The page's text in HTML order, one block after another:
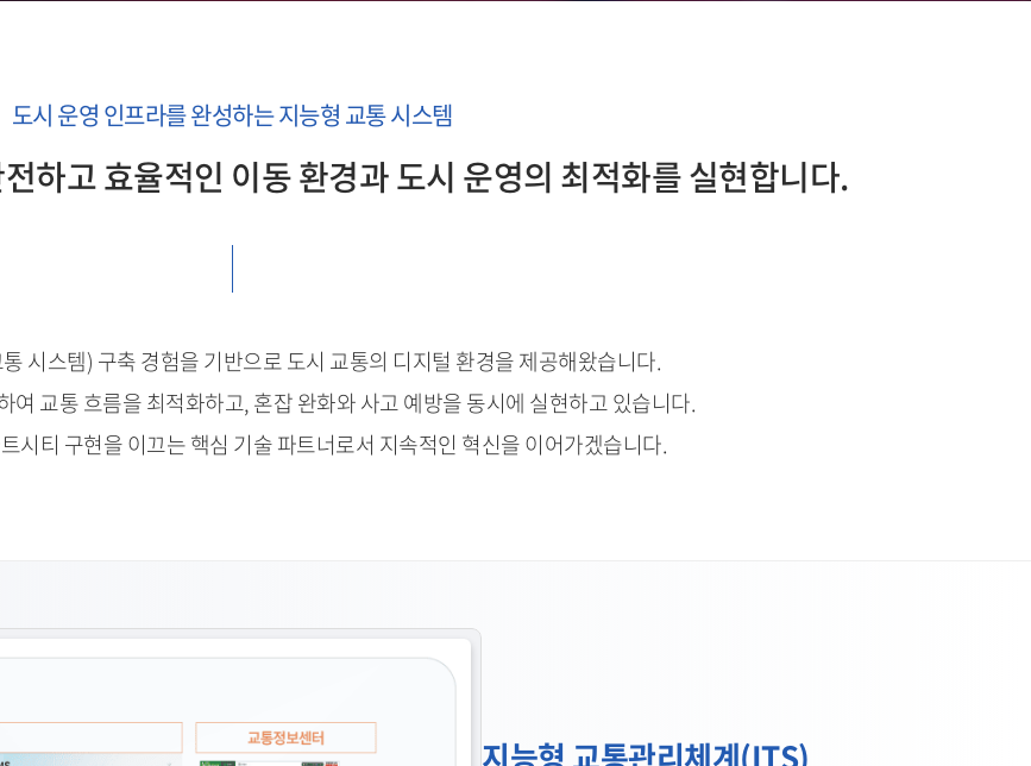
도시 운영 인프라를 완성하는 지능형 교통 시스템
하고 효율적인 이동 환경과 도시 운영의 최적화를 실현합니다.
시스템) 구축 경험을 기반으로 도시 교통의 디지털 환경을 제공해왔습니다.
여 교통 흐름을 최적화하고, 혼잡 완화와 사고 예방을 동시에 실현하고 있습니다.
시티 구현을 이끄는 핵심 기술 파트너로서 지속적인 혁신을 이어가겠습니다.
지능형 교통관리체계(ITS)